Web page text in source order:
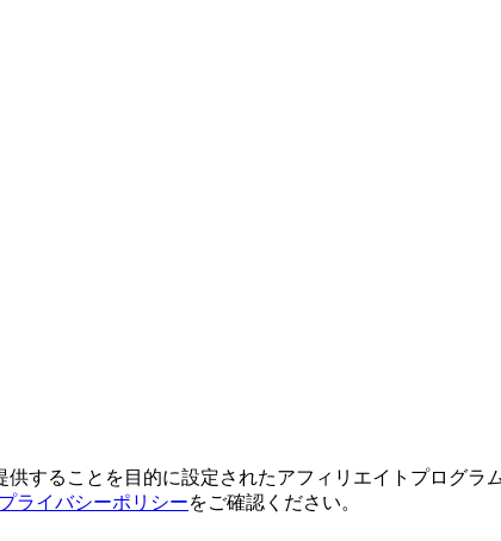
することを目的に設定されたアフィリエイトプログラ
プライバシーポリシーをご確認ください。